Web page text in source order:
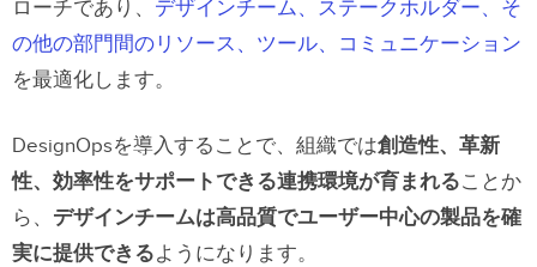
ローチであり、 デザインチーム、ステークホルダー、そ
の他の部門間のリソース、ツール、コミュニケーション
を最適化します。
DesignOpsを導入することで、組織では創造性、革新
性、効率性をサポートできる連携環境が育まれることか
ら、 デザインチームは高品質でユーザー中心の製品を確
実に提供できるようになります。